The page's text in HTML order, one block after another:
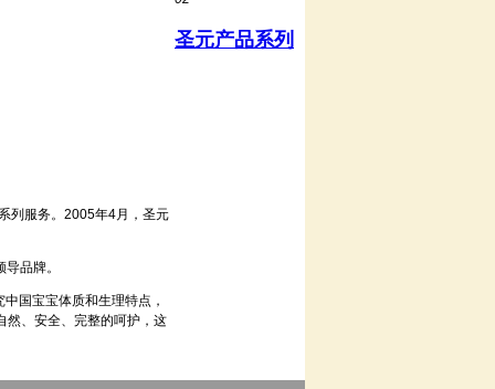
列服务。2005年4月，圣元
品牌。
国宝宝体质和生理特点，
然、安全、完整的呵护，这
圣元产品系列